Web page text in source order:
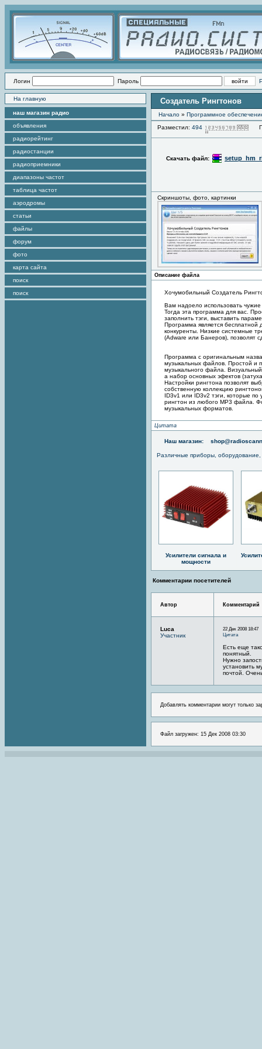
Логин Пароль
На главную
наш магазин радио
объявления
радиорейтинг
радиостанции
радиоприемники
диапазоны частот
таблица частот
аэродромы
статьи
файлы
форум
фото
карта сайта
поиск
поиск
Создатель Рингтонов
Начало » Программное
Разместил: 494
Скачать файл:
Скриншоты, фото, картинки
Описание файла
Хочумобильный Создатель
Вам надоело использовать
Тогда эта программа для вас.
заполнить тэги, выставить
Программа является
конкуренты. Низкие системные
(Adware или Банеров), позволят
Программа с оригинальным
музыкальных файлов. Простой и
музыкального файла.
а набор основных эфектов
Настройки рингтона позволят
собственную коллекцию
ID3v1 или ID3v2 тэги, которые
рингтон из любого MP3 файла.
музыкальных форматов.
Цитата
Наш магазин:
Различные приборы,
Усилители сигнала и
мощности
Комментарии посетителей
Автор Комментарий
Luca
Участник
22 Дек 2008 18:47
Цитата
Есть еще
понятный.
Нужно
установить
почтой.
Добавлять комментарии могут только
Файл загружен: 15 Дек 2008 03:30